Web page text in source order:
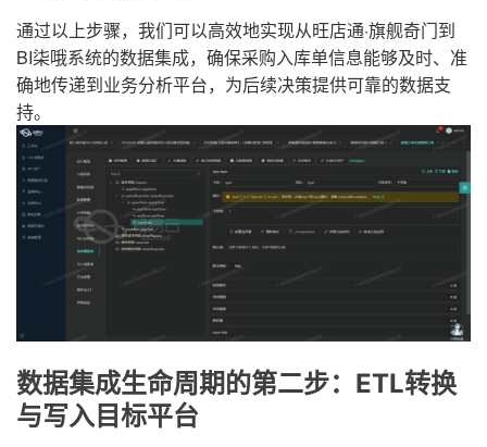
通过以上步骤，我们可以高效地实现从旺店通·旗舰奇门到
BI柒哦系统的数据集成，确保采购入库单信息能够及时、准
确地传递到业务分析平台，为后续决策提供可靠的数据支
持。
数据集成生命周期的第二步：ETL转换
与写入目标平台